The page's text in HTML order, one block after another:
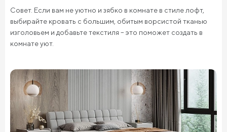
Совет. Если вам не уютно и зябко в комнате в стиле лофт,
выбирайте кровать с большим, обитым ворсистой тканью
изголовьем и добавьте текстиля – это поможет создать в
комнате уют.